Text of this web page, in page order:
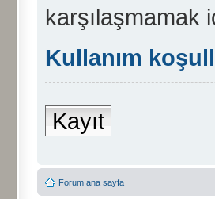
karşılaşmamak
Kullanım
Kayıt
Forum ana sayfa